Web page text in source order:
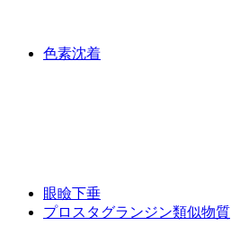
色素沈着
眼瞼下垂
プロスタグランジン類似物質